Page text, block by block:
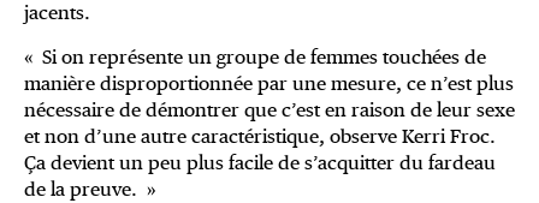
jacents.
« Si on représente un groupe de femmes touchées de
manière disproportionnée par une mesure, ce n’est plus
nécessaire de démontrer que c’est en raison de leur sexe
et non d’une autre caractéristique, observe Kerri Froc.
Ça devient un peu plus facile de s’acquitter du fardeau
de la preuve. »